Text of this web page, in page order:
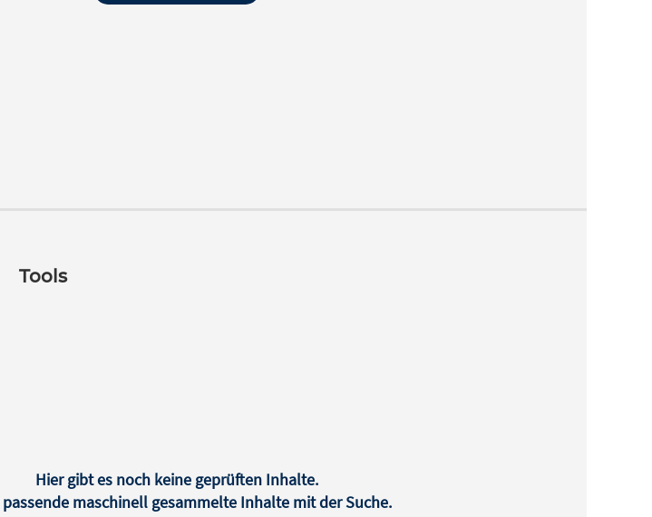
Tools
Hier gibt es noch keine geprüften Inhalte.
passende maschinell gesammelte Inhalte mit der Suche.